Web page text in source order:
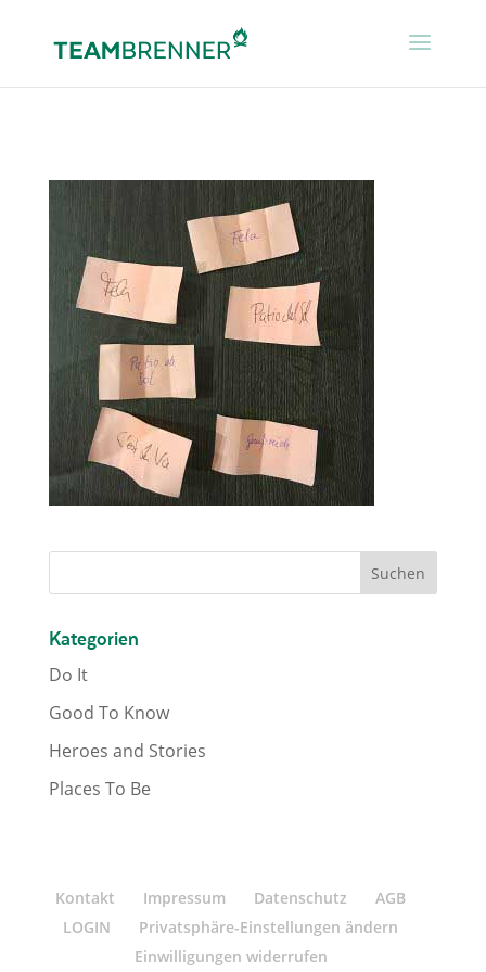
Kategorien
Do It
Good To Know
Heroes and Stories
Places To Be
Kontakt Impressum Datenschutz
AGB
LOGIN
Privatsphäre-Einstellungen ändern
Einwilligungen widerrufen